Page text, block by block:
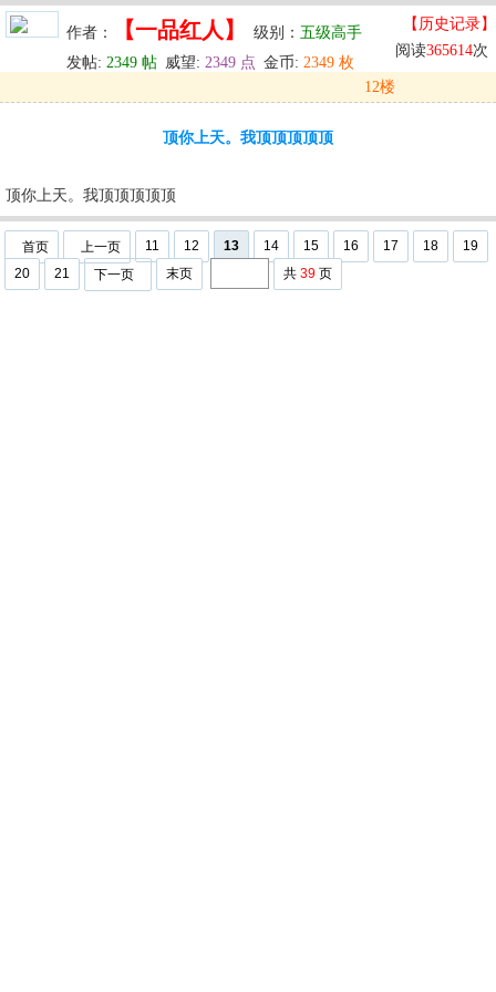
作者： 【一品红人】 级别： 五级高手
发帖: 2349 帖 威望: 2349 点 金币: 2349 枚
【历史记录】
阅读365614次
12楼
顶你上天。我顶顶顶顶顶
顶你上天。我顶顶顶顶顶
首页 上一页 11 12 13 14 15 16 17 18
19
20
21 下一页 末页 共 39 页